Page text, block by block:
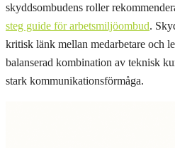
skyddsombudens roller
steg guide för arbetsmiljöombud.
kritisk länk mellan medarbetare och
balanserad kombination av teknisk
stark kommunikationsförmåga.